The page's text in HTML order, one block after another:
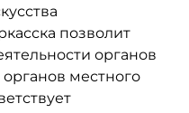
позволит
органов
местного